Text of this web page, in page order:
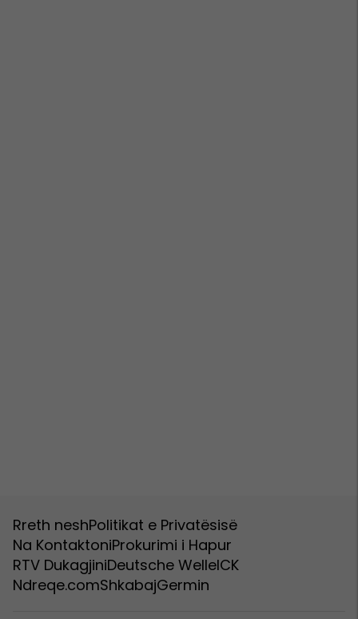
Rreth neshPolitikat e Privatësisë
Na KontaktoniProkurimi i Hapur
RTV DukagjiniDeutsche WelleICK
Ndreqe.comShkabajGermin